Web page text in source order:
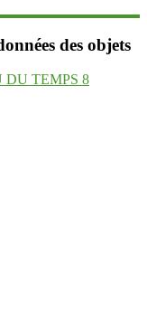
des objets
TEMPS 8